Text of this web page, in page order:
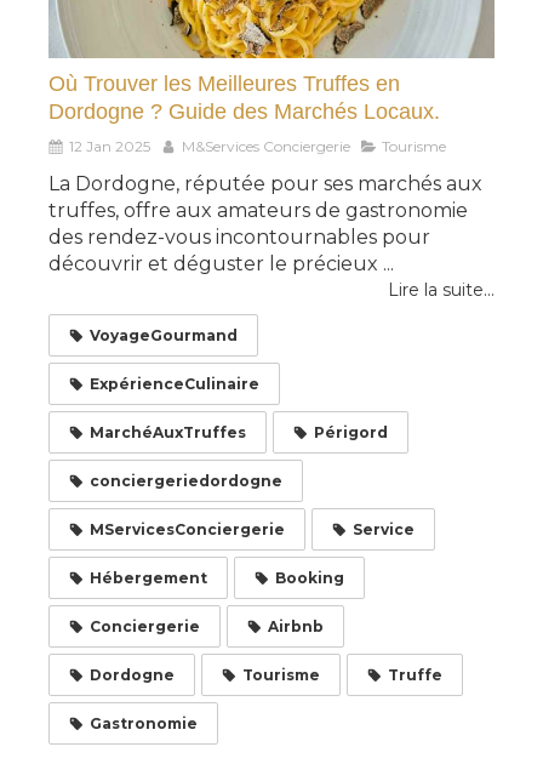
Où Trouver les Meilleures Truffes en
Dordogne ? Guide des Marchés Locaux.
12 Jan 2025 M&Services Conciergerie Tourisme
La Dordogne, réputée pour ses marchés aux
truffes, offre aux amateurs de gastronomie
des rendez-vous incontournables pour
découvrir et déguster le précieux ...
Lire la suite...
VoyageGourmand
ExpérienceCulinaire
MarchéAuxTruffes Périgord
conciergeriedordogne
MServicesConciergerie Service
Hébergement Booking
Conciergerie Airbnb
Dordogne Tourisme Truffe
Gastronomie